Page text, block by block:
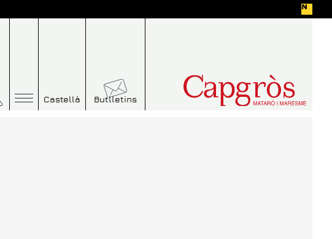
Castellà Butlletins